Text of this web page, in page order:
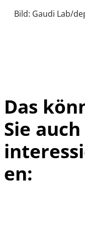
Bild: Gaudi Lab/
Das
Sie auch
en: